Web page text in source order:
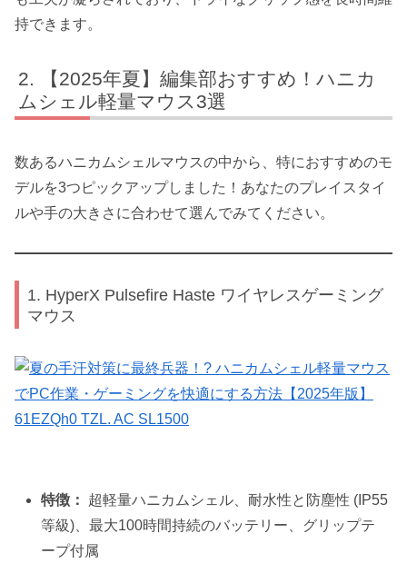
持できます。
【2025年夏】編集部おすすめ！ハニカ
ムシェル軽量マウス3選
数あるハニカムシェルマウスの中から、特におすすめのモ
デルを3つピックアップしました！あなたのプレイスタイ
ルや手の大きさに合わせて選んでみてください。
1. HyperX Pulsefire Haste ワイヤレスゲーミング
マウス
特徴：
超軽量ハニカムシェル、耐水性と防塵性 (IP55
等級)、最大100時間持続のバッテリー、グリップテ
ープ付属